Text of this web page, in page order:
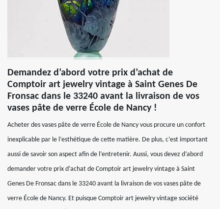
Demandez d’abord votre prix d’achat de
Comptoir art jewelry vintage à Saint Genes De
Fronsac dans le 33240 avant la livraison de vos
vases pâte de verre École de Nancy !
Acheter des vases pâte de verre École de Nancy vous procure un confort
inexplicable par le l’esthétique de cette matière. De plus, c’est important
aussi de savoir son aspect afin de l’entretenir. Aussi, vous devez d’abord
demander votre prix d’achat de Comptoir art jewelry vintage à Saint
Genes De Fronsac dans le 33240 avant la livraison de vos vases pâte de
verre École de Nancy. Et puisque Comptoir art jewelry vintage société